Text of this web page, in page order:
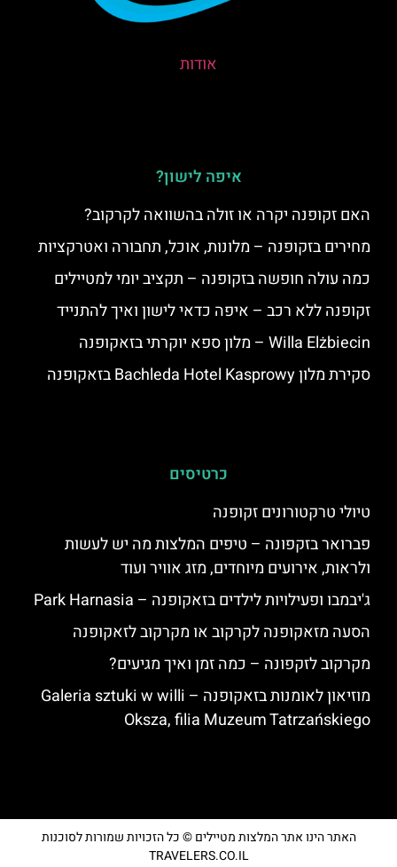
אודות
איפה לישון?
האם זקופנה יקרה או זולה בהשוואה לקרקוב?
מחירים בזקופנה – מלונות, אוכל, תחבורה ואטרקציות
כמה עולה חופשה בזקופנה – תקציב יומי למטיילים
זקופנה ללא רכב – איפה כדאי לישון ואיך להתנייד
Willa Elżbiecin – מלון ספא יוקרתי בזאקופנה
סקירת מלון Bachleda Hotel Kasprowy בזאקופנה
כרטיסים
טיולי טרקטורונים זקופנה
פברואר בזקפונה – טיפים המלצות מה יש לעשות
ולראות, אירועים מיוחדים, מזג אוויר ועוד
ג'יבמבו ופעילויות לילדים בזאקופנה – Park Harnasia
הסעה מזאקופנה לקרקוב או מקרקוב לזאקופנה
מקרקוב לזקפונה – כמה זמן ואיך מגיעים?
מוזיאון לאומנות בזאקופנה – Galeria sztuki w willi
Oksza, filia Muzeum Tatrzańskiego
האתר הינו אתר המלצות מטיילים © כל הזכויות שמורות לסוכנות
TRAVELERS.CO.IL